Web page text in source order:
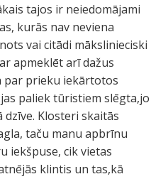
tajos ir neiedomājami
kurās nav neviena
vai citādi mākslinieciski
apmeklēt arī dažus
par prieku iekārtotos
paliek tūristiem slēgta,jo
Klosteri skaitās
taču manu apbrīnu
iekšpuse, cik vietas
klintis un tas,kā